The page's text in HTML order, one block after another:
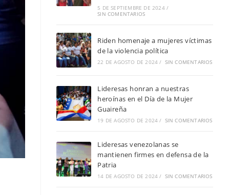
5 DE SEPTIEMBRE DE 2024 /
SIN COMENTARIOS
Riden homenaje a mujeres víctimas
de la violencia política
22 DE AGOSTO DE 2024 / SIN COMENTARIOS
Lideresas honran a nuestras
heroínas en el Día de la Mujer
Guaireña
19 DE AGOSTO DE 2024 / SIN COMENTARIOS
Lideresas venezolanas se
mantienen firmes en defensa de la
Patria
14 DE AGOSTO DE 2024 / SIN COMENTARIOS